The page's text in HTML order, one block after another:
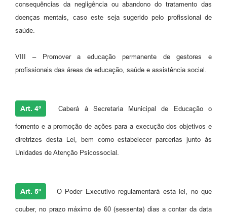
consequências da negligência ou abandono do tratamento das
doenças mentais, caso este seja sugerido pelo profissional de
saúde.
VIII – Promover a educação permanente de gestores e
profissionais das áreas de educação, saúde e assistência social.
Art. 4º Caberá à Secretaria Municipal de Educação o
fomento e a promoção de ações para a execução dos objetivos e
diretrizes desta Lei, bem como estabelecer parcerias junto às
Unidades de Atenção Psicossocial.
Art. 5º O Poder Executivo regulamentará esta lei, no que
couber, no prazo máximo de 60 (sessenta) dias a contar da data